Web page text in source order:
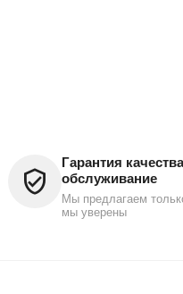
Гарантия
обслуживание
Мы предлагаем
мы уверены